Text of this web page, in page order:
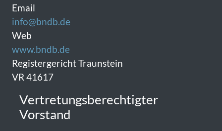
Email
info@bndb.de
Web
www.bndb.de
Registergericht Traunstein
VR 41617
Vertretungsberechtigter
Vorstand